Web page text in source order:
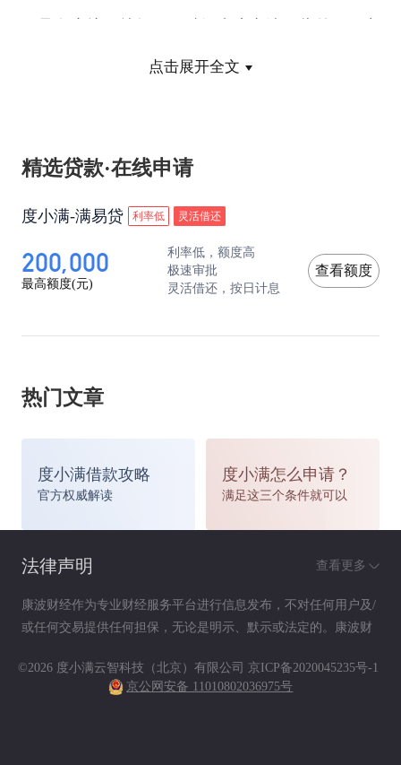
含有各种有害物质，被泥沙吸住后，酸雨就很容易
的照射会提高车身表面温度，使车漆表面一点一点
方法二：雨前雨后常打蜡
漆面保养。雨前打蜡漆面能产生一层保护膜，起到
密封的作用，防止雨水对车漆造成酸性腐蚀。
雨水较多的季节，最好能给爱车进行一次漆面养
护，或者至少一个月给车打两次蜡。漆面养护可以
选择漆面封釉或镀膜。漆面封釉后会形成网状保护
膜，大大提高了原车的光泽度，也可以减少酸性物
质对车漆的损害。
点击展开全文
精选贷款·在线申请
度小满-满易贷 利率低 灵活借还
200,000
最高额度(元)
利率低，额度高
极速审批
灵活借还，按日计息
查看额度
热门文章
度小满借款攻略
官方权威解读
度小满怎么申请？
满足这三个条件就可以
法律声明 查看更多
康波财经作为专业财经服务平台进行信息发布，不对任何用户及/
或任何交易提供任何担保，无论是明示、默示或法定的。康波财
链接）仅供参考（如：历史或预期收益不代表实际收益），不作
为任何法律文件，亦不构成任何邀约、投资建议或承诺，用户应
©2026 度小满云智科技（北京）有限公司 京ICP备2020045235号-1
京公网安备 11010802036975号